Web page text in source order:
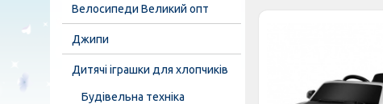
Велосипеди Великий опт
Джипи
Дитячі іграшки для хлопчиків
Будівельна техніка